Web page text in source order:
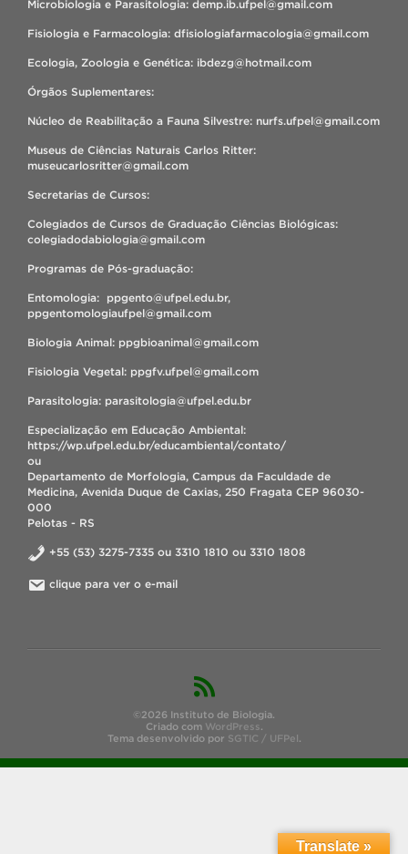
Microbiologia e Parasitologia: demp.ib.ufpel@gmail.com
Fisiologia e Farmacologia: dfisiologiafarmacologia@gmail.com
Ecologia, Zoologia e Genética: ibdezg@hotmail.com
Órgãos Suplementares:
Núcleo de Reabilitação a Fauna Silvestre: nurfs.ufpel@gmail.com
Museus de Ciências Naturais Carlos Ritter:
museucarlosritter@gmail.com
Secretarias de Cursos:
Colegiados de Cursos de Graduação Ciências Biológicas:
colegiadodabiologia@gmail.com
Programas de Pós-graduação:
Entomologia: ppgento@ufpel.edu.br,
ppgentomologiaufpel@gmail.com
Biologia Animal: ppgbioanimal@gmail.com
Fisiologia Vegetal: ppgfv.ufpel@gmail.com
Parasitologia: parasitologia@ufpel.edu.br
Especialização em Educação Ambiental:
https://wp.ufpel.edu.br/educambiental/contato/
ou
Departamento de Morfologia, Campus da Faculdade de
Medicina, Avenida Duque de Caxias, 250 Fragata CEP 96030-
000
Pelotas - RS
+55 (53) 3275-7335 ou 3310 1810 ou 3310 1808
clique para ver o e-mail
©2026 Instituto de Biologia.
Criado com WordPress.
Tema desenvolvido por SGTIC / UFPel.
Translate »